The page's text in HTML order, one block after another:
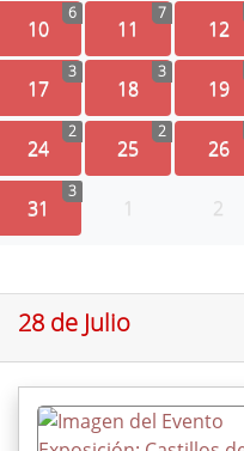
10
6
11
7
12
17
3
18
3
19
24
2
25
2
26
31
3
1 2
28 de Julio